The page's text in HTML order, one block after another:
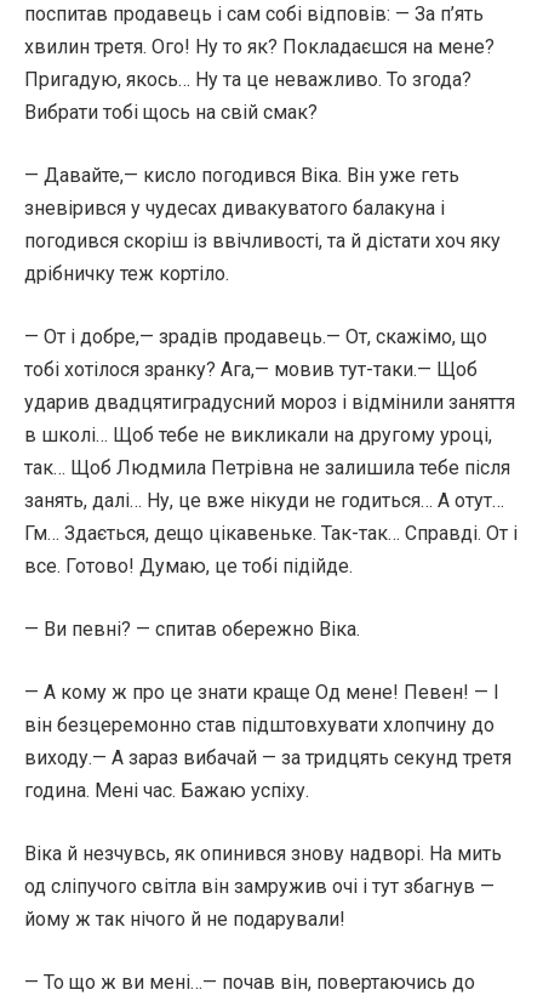
поспитав продавець і сам собі відповів: — За п’ять
хвилин третя. Ого! Ну то як? Покладаєшся на мене?
Пригадую, якось… Ну та це неважливо. То згода?
Вибрати тобі щось на свій смак?
— Давайте,— кисло погодився Віка. Він уже геть
зневірився у чудесах дивакуватого балакуна і
погодився скоріш із ввічливості, та й дістати хоч яку
дрібничку теж кортіло.
— От і добре,— зрадів продавець.— От, скажімо, що
тобі хотілося зранку? Ага,— мовив тут-таки.— Щоб
ударив двадцятиградусний мороз і відмінили заняття
в школі… Щоб тебе не викликали на другому уроці,
так… Щоб Людмила Петрівна не залишила тебе після
занять, далі… Ну, це вже нікуди не годиться… А отут…
Гм… Здається, дещо цікавеньке. Так-так… Справді. От і
все. Готово! Думаю, це тобі підійде.
— Ви певні? — спитав обережно Віка.
— А кому ж про це знати краще Од мене! Певен! — І
він безцеремонно став підштовхувати хлопчину до
виходу.— А зараз вибачай — за тридцять секунд третя
година. Мені час. Бажаю успіху.
Віка й незчувсь, як опинився знову надворі. На мить
од сліпучого світла він замружив очі і тут збагнув —
йому ж так нічого й не подарували!
— То що ж ви мені…— почав він, повертаючись до